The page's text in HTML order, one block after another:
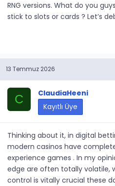
RNG versions. What do you
stick to slots or cards ? Let’s
13 Temmuz 2026
C
ClaudiaHeeni
Kayıtlı Üye
Thinking about it, in digital
modern casinos have
experience games . In my
edge are often totally volatile,
control is vitally crucial these